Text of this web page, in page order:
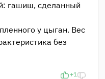
гашиш, сделанный
у цыган. Вес
без
+1